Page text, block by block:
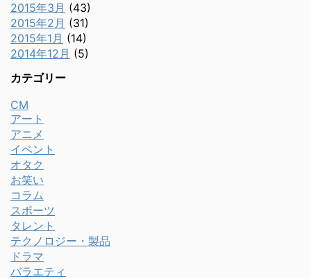
2015年3月 (43)
2015年2月 (31)
2015年1月 (14)
2014年12月 (5)
カテゴリー
CM
アート
アニメ
イベント
オタク
お笑い
コラム
スポーツ
タレント
テクノロジー・製品
ドラマ
バラエティ